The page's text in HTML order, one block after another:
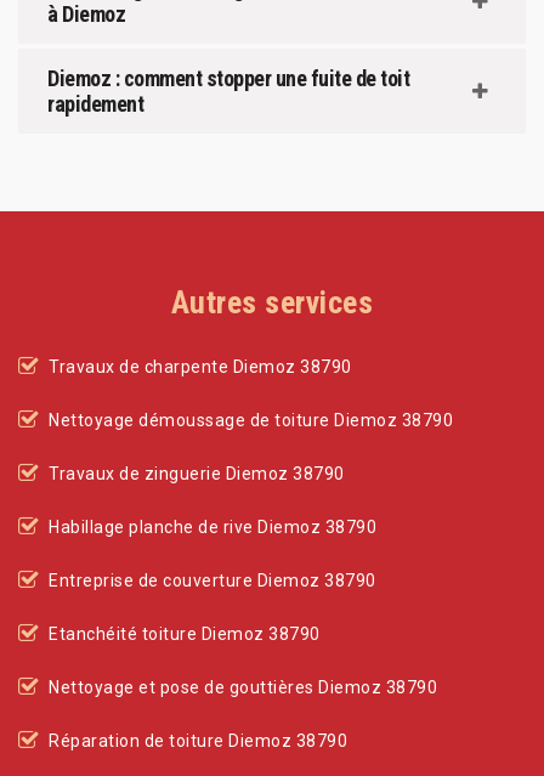
à Diemoz
Diemoz : comment stopper une fuite de toit
rapidement
Autres services
Travaux de charpente Diemoz 38790
Nettoyage démoussage de toiture Diemoz 38790
Travaux de zinguerie Diemoz 38790
Habillage planche de rive Diemoz 38790
Entreprise de couverture Diemoz 38790
Etanchéité toiture Diemoz 38790
Nettoyage et pose de gouttières Diemoz 38790
Réparation de toiture Diemoz 38790